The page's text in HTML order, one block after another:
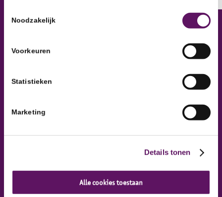
Noodzakelijk
Voorkeuren
Statistieken
Marketing
Details tonen
Alle cookies toestaan
Adresgegevens
Industrieweg 47